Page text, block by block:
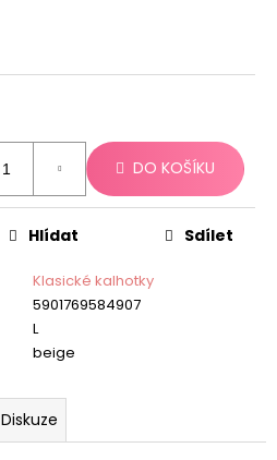
DO KOŠÍKU
Klasické kalhotky
5901769584907
L
beige
Hlídat Sdílet
Diskuze